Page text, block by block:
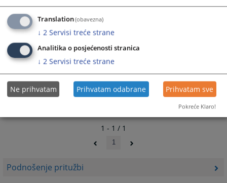
Podnošenje pritužbi
1 - 1 / 1
1
Translation(obavezna)
↓ 2 Servisi treće strane
Analitika o posjećenosti stranica
↓ 2 Servisi treće strane
Ne prihvatam Prihvatam odabrane Prihvatam sve
Pokreće Klaro!